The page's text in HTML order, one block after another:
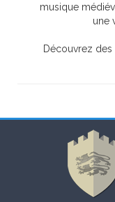
musique
une
Découvrez des